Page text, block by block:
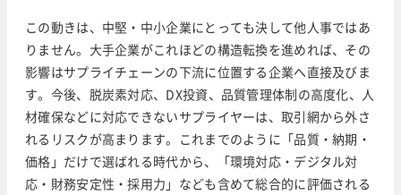
この動きは、中堅・中小企業にとっても決して他人事ではあ
りません。大手企業がこれほどの構造転換を進めれば、その
影響はサプライチェーンの下流に位置する企業へ直接及びま
す。今後、脱炭素対応、DX投資、品質管理体制の高度化、人
材確保などに対応できないサプライヤーは、取引網から外さ
れるリスクが高まります。これまでのように「品質・納期・
価格」だけで選ばれる時代から、「環境対応・デジタル対
応・財務安定性・採用力」なども含めて総合的に評価される